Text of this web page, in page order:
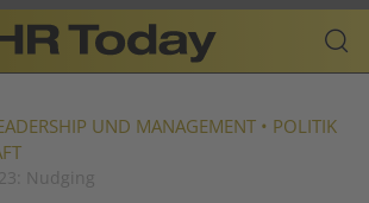
UND MANAGEMENT • POLITIK
Nudging